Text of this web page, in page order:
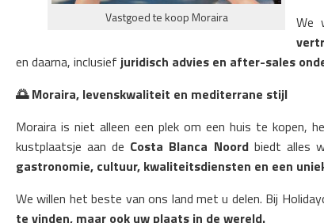
Vastgoed te koop Moraira
We
en daarna, inclusief juridisch advies en after-sales
🌅Moraira, levenskwaliteit en mediterrane stijl
Moraira is niet alleen een plek om een huis te kopen,
kustplaatsje aan de Costa Blanca Noordbiedt alles
gastronomie, cultuur, kwaliteitsdiensten en een
We willen het beste van ons land met u delen. Bij
te vinden, maar ook uw plaats in de wereld.